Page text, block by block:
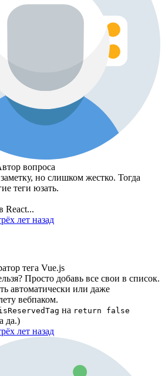
вопроса
но слишком жестко. Тогда
теги юзать.
React...
лет назад
тега Vue.js
Просто добавь все свои в список.
автоматически или даже
вебпаком.
на return false
да.)
лет назад